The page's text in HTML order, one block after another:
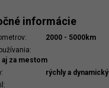
informácie
2000 - 5000km
za mestom
rýchly a dynamický